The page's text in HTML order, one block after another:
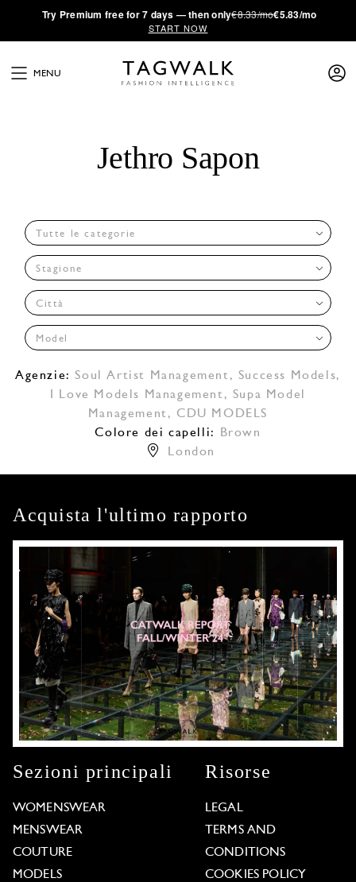
·Try Premium free for 7 days — then only€8.33/mo€5.83/mo
START NOW
MENU
Jethro Sapon
Tutte le categorie
Stagione
Città
Model
Agenzie:Soul Artist Management , Success Models,
I Love Models Management , Supa Model
Management , CDU MODELS
Colore dei capelli:
Brown
London
Acquista l'ultimo rapporto
Sezioni principali
WOMENSWEAR
MENSWEAR
COUTURE
MODELS
Risorse
LEGAL
TERMS AND
CONDITIONS
COOKIES POLICY